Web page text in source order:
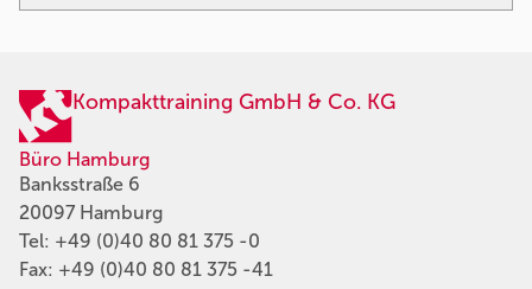
Kompakttraining GmbH & Co. KG
Büro Hamburg
Banksstraße 6
20097 Hamburg
Tel: +49 (0)40 80 81 375 -0
Fax: +49 (0)40 80 81 375 -41